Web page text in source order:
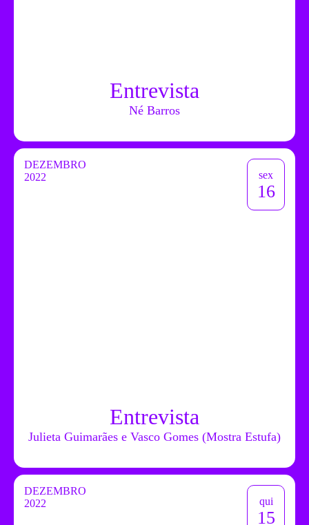
Entrevista
Né Barros
DEZEMBRO
2022
sex
16
Entrevista
Julieta Guimarães e Vasco Gomes (Mostra Estufa)
DEZEMBRO
2022
qui
15